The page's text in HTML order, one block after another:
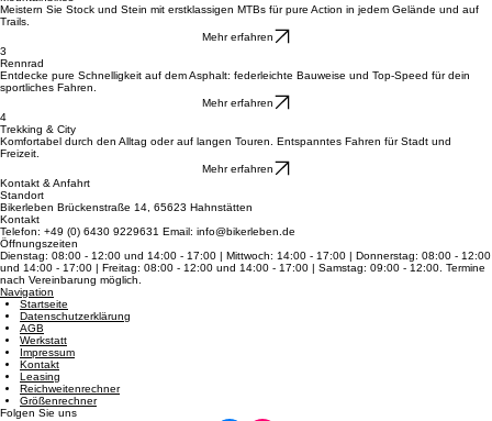
Mehr erfahren
2
Meistern Sie Stock und Stein mit erstklassigen MTBs für pure Action in jedem Gelände und auf
Trails.
Mehr erfahren
3
Entdecke pure Schnelligkeit auf dem Asphalt: federleichte Bauweise und Top-Speed für dein
sportliches Fahren.
Mehr erfahren
4
Komfortabel durch den Alltag oder auf langen Touren. Entspanntes Fahren für Stadt und
Freizeit.
Mehr erfahren
Kontakt & Anfahrt
Standort
Bikerleben Brückenstraße 14, 65623 Hahnstätten
Kontakt
Telefon: +49 (0) 6430 9229631 Email: info@bikerleben.de
Öffnungszeiten
Dienstag: 08:00 - 12:00 und 14:00 - 17:00 | Mittwoch: 14:00 - 17:00 | Donnerstag: 08:00 - 12:00
und 14:00 - 17:00 | Freitag: 08:00 - 12:00 und 14:00 - 17:00 | Samstag: 09:00 - 12:00. Termine
nach Vereinbarung möglich.
Navigation
Startseite
Datenschutzerklärung
AGB
Werkstatt
Impressum
Kontakt
Leasing